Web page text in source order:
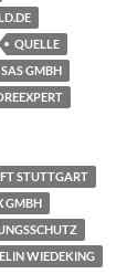
QUELLE
SAS GMBH
STUTTGART
GMBH
WIEDEKING